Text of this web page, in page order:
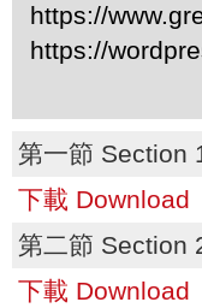
https://
https://
第一節 Section
下載 Download
第二節 Section
下載 Download